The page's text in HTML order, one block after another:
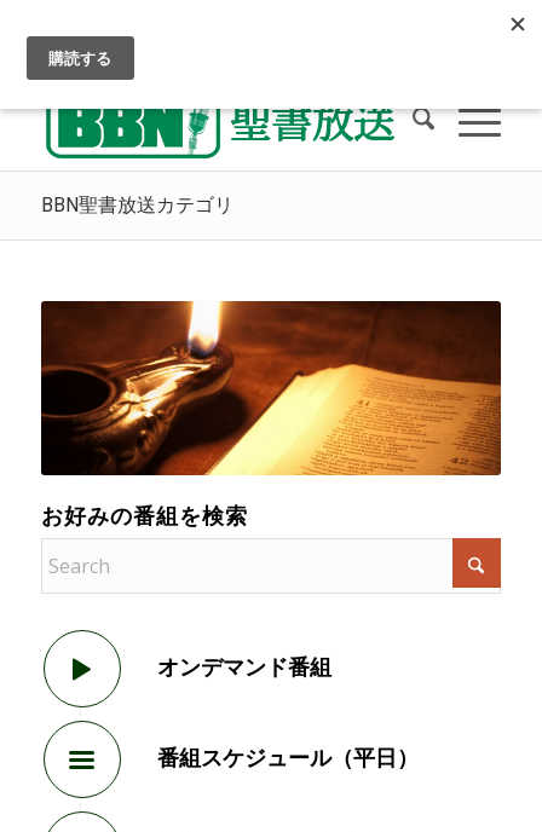
BBN聖書放送カテゴリ
お好みの番組を検索
オンデマンド番組
番組スケジュール（平日）